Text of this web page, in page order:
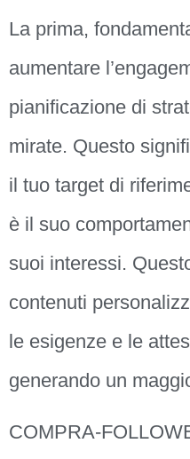
La prima,
aumentare
pianificazione di
mirate. Questo
il tuo target di
è il suo
suoi interessi.
contenuti
le esigenze e le
generando un
COMPRA-